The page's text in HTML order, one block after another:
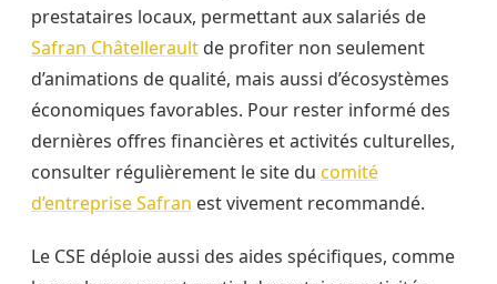
prestataires locaux, permettant aux salariés de
Safran Châtellerault de profiter non seulement
d’animations de qualité, mais aussi d’écosystèmes
économiques favorables. Pour rester informé des
dernières offres financières et activités culturelles,
consulter régulièrement le site du comité
d’entreprise Safran est vivement recommandé.
Le CSE déploie aussi des aides spécifiques, comme